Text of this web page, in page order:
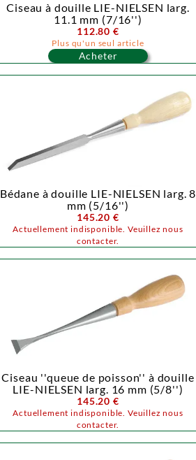
Ciseau à douille LIE-NIELSEN larg.
11.1 mm (7/16'')
112.80 €
Plus qu'un seul article
Acheter
Bédane à douille LIE-NIELSEN larg. 8
mm (5/16'')
145.20 €
Actuellement indisponible. Veuillez nous
contacter.
Ciseau ''queue de poisson'' à douille
LIE-NIELSEN larg. 16 mm (5/8'')
145.20 €
Actuellement indisponible. Veuillez nous
contacter.